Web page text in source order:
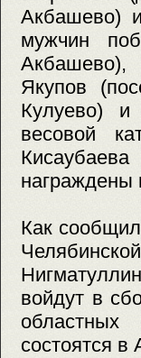
Акбашево)
мужчин
Якупов
Кулуево)
весовой
награждены
Как
войдут в
областных
состоятся